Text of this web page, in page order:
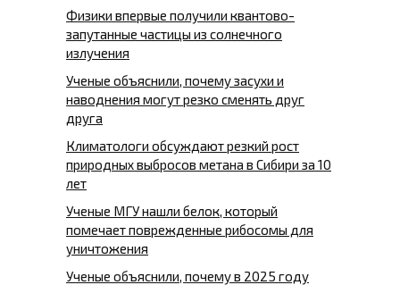
Физики впервые получили квантово-
запутанные частицы из солнечного
излучения
Ученые объяснили, почему засухи и
наводнения могут резко сменять друг
друга
Климатологи обсуждают резкий рост
природных выбросов метана в Сибири за 10
лет
Ученые МГУ нашли белок, который
помечает поврежденные рибосомы для
уничтожения
Ученые объяснили, почему в 2025 году